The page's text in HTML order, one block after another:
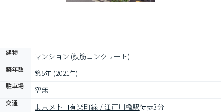
建物 マンション (鉄筋コンクリート)
築年数 築5年 (2021年)
駐車場 空無
交通 東京メトロ有楽町線 / 江戸川橋駅徒歩3分